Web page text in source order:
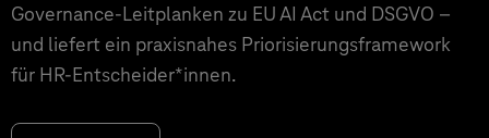
Governance‑Leitplanken zu EU AI Act und DSGVO –
und liefert ein praxisnahes Priorisierungsframework
für HR‑Entscheider*innen.